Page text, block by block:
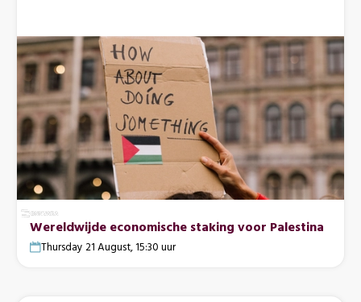
Wereldwijde economische staking voor Palestina
Thursday 21 August, 15:30 uur